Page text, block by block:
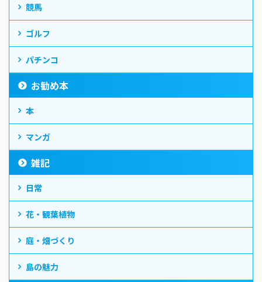
競馬
ゴルフ
パチンコ
お勧め本
本
マンガ
雑記
日常
花・観葉植物
庭・畑づくり
島の魅力